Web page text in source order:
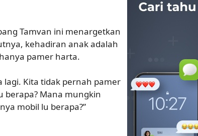
Tamvan ini menargetkan
kehadiran anak adalah
pamer harta.
lagi. Kita tidak pernah pamer
berapa? Mana mungkin
mobil lu berapa?”